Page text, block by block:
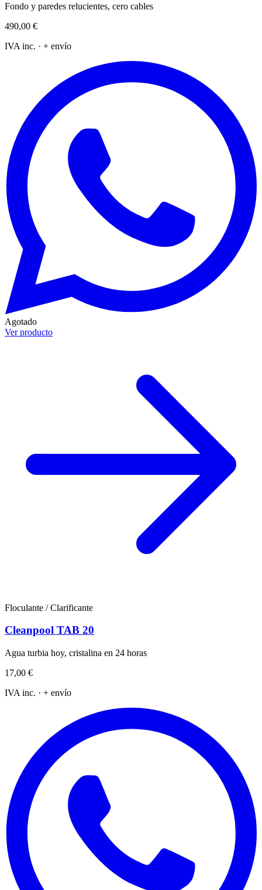
Fondo y paredes relucientes, cero cables
490,00 €
IVA inc. · + envío
Agotado
Ver producto
Floculante / Clarificante
Cleanpool TAB 20
Agua turbia hoy, cristalina en 24 horas
17,00 €
IVA inc. · + envío